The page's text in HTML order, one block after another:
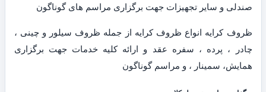
صندلی و سایر تجهیزات جهت برگزاری مراسم های گوناگون
ظروف کرایه انواع ظروف کرایه از جمله ظروف سیلور و چینی ،
چادر ، پرده ، سفره عقد و ارائه کلیه خدمات جهت برگزاری
همایش، سمینار ، و مراسم گوناگون